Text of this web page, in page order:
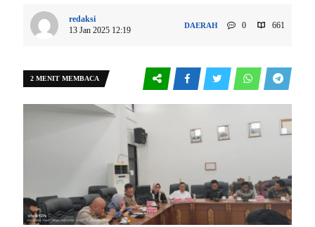
redaksi
13 Jan 2025 12:19
DAERAH 0 661
2 MENIT MEMBACA